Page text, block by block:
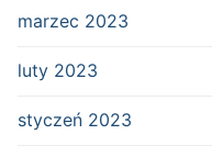
marzec 2023
luty 2023
styczeń 2023